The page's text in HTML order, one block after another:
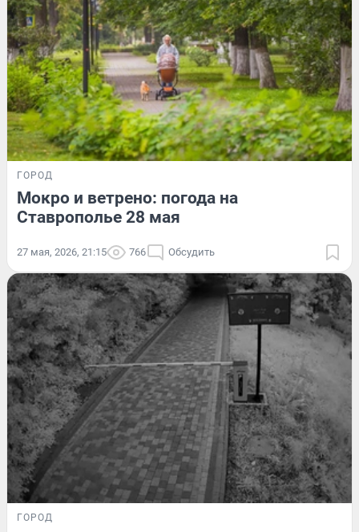
ГОРОД
Мокро и ветрено: погода на
Ставрополье 28 мая
27 мая, 2026, 21:15 766 Обсудить
ГОРОД